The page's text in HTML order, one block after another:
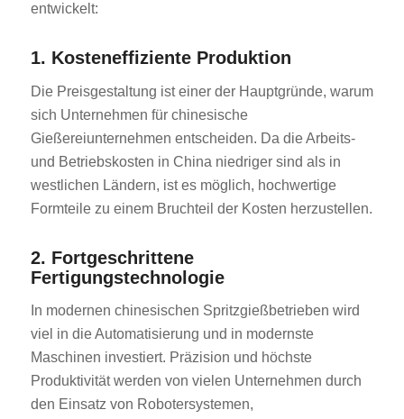
entwickelt:
1. Kosteneffiziente Produktion
Die Preisgestaltung ist einer der Hauptgründe, warum
sich Unternehmen für chinesische
Gießereiunternehmen entscheiden. Da die Arbeits-
und Betriebskosten in China niedriger sind als in
westlichen Ländern, ist es möglich, hochwertige
Formteile zu einem Bruchteil der Kosten herzustellen.
2. Fortgeschrittene
Fertigungstechnologie
In modernen chinesischen Spritzgießbetrieben wird
viel in die Automatisierung und in modernste
Maschinen investiert. Präzision und höchste
Produktivität werden von vielen Unternehmen durch
den Einsatz von Robotersystemen,